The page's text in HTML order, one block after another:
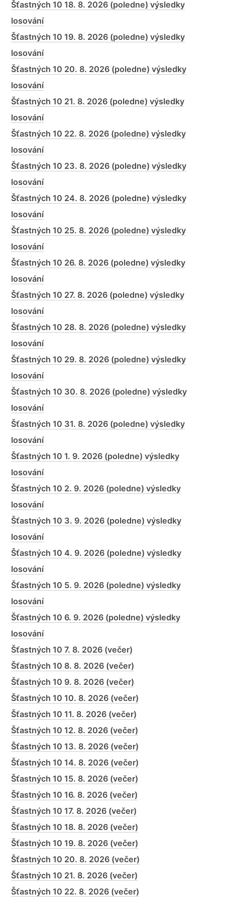
Šťastných 10 18. 8. 2026 (poledne) výsledky
losování
Šťastných 10 19. 8. 2026 (poledne) výsledky
losování
Šťastných 10 20. 8. 2026 (poledne) výsledky
losování
Šťastných 10 21. 8. 2026 (poledne) výsledky
losování
Šťastných 10 22. 8. 2026 (poledne) výsledky
losování
Šťastných 10 23. 8. 2026 (poledne) výsledky
losování
Šťastných 10 24. 8. 2026 (poledne) výsledky
losování
Šťastných 10 25. 8. 2026 (poledne) výsledky
losování
Šťastných 10 26. 8. 2026 (poledne) výsledky
losování
Šťastných 10 27. 8. 2026 (poledne) výsledky
losování
Šťastných 10 28. 8. 2026 (poledne) výsledky
losování
Šťastných 10 29. 8. 2026 (poledne) výsledky
losování
Šťastných 10 30. 8. 2026 (poledne) výsledky
losování
Šťastných 10 31. 8. 2026 (poledne) výsledky
losování
Šťastných 10 1. 9. 2026 (poledne) výsledky
losování
Šťastných 10 2. 9. 2026 (poledne) výsledky
losování
Šťastných 10 3. 9. 2026 (poledne) výsledky
losování
Šťastných 10 4. 9. 2026 (poledne) výsledky
losování
Šťastných 10 5. 9. 2026 (poledne) výsledky
losování
Šťastných 10 6. 9. 2026 (poledne) výsledky
losování
Šťastných 10 7. 8. 2026 (večer)
Šťastných 10 8. 8. 2026 (večer)
Šťastných 10 9. 8. 2026 (večer)
Šťastných 10 10. 8. 2026 (večer)
Šťastných 10 11. 8. 2026 (večer)
Šťastných 10 12. 8. 2026 (večer)
Šťastných 10 13. 8. 2026 (večer)
Šťastných 10 14. 8. 2026 (večer)
Šťastných 10 15. 8. 2026 (večer)
Šťastných 10 16. 8. 2026 (večer)
Šťastných 10 17. 8. 2026 (večer)
Šťastných 10 18. 8. 2026 (večer)
Šťastných 10 19. 8. 2026 (večer)
Šťastných 10 20. 8. 2026 (večer)
Šťastných 10 21. 8. 2026 (večer)
Šťastných 10 22. 8. 2026 (večer)